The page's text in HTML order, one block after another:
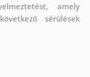
amely
sérülések